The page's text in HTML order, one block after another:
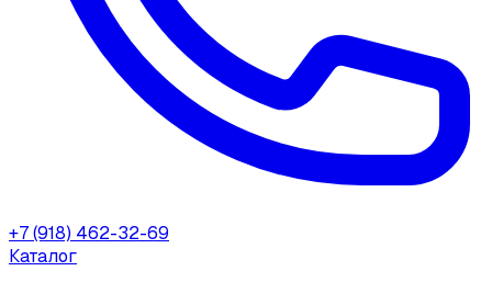
+7 (918) 462-32-69
Каталог